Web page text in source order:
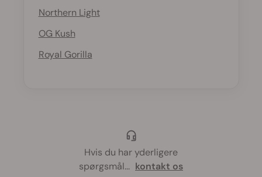
Northern Light
OG Kush
Royal Gorilla
Hvis du har yderligere
spørgsmål... kontakt os